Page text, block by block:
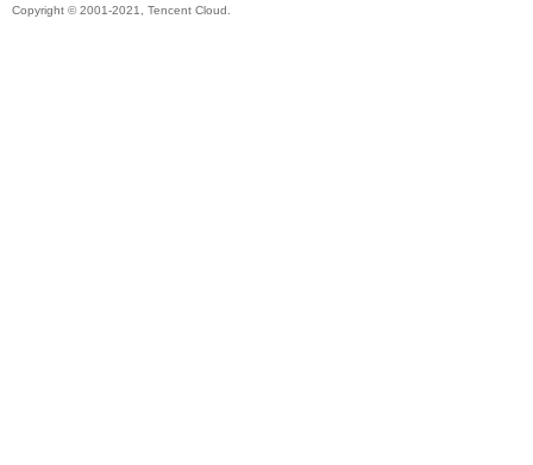
Copyright © 2001-2021, Tencent Cloud.